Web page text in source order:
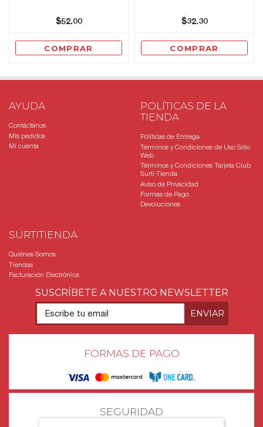
$52.00
COMPRAR
$32.30
COMPRAR
SUSCRÍBETE A NUESTRO NEWSLETTER
AYUDA
Contáctanos
Mis pedidos
Mi cuenta
POLÍTICAS DE LA
TIENDA
Políticas de Entrega
Términos y Condiciones de Uso Sitio
Web
Términos y Condiciones Tarjeta Club
Surti-Tienda
Aviso de Privacidad
Formas de Pago
Devoluciones
SURTITIENDA
Quiénes Somos
Tiendas
Facturación Electrónica
FORMAS DE PAGO
SEGURIDAD